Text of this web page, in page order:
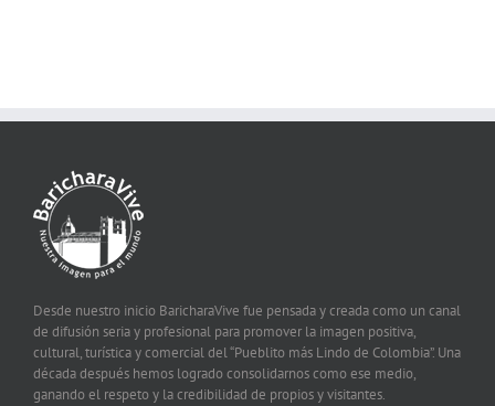
Desde nuestro inicio BaricharaVive fue pensada y creada como un canal
de difusión seria y profesional para promover la imagen positiva,
cultural, turística y comercial del “Pueblito más Lindo de Colombia”. Una
década después hemos logrado consolidarnos como ese medio,
ganando el respeto y la credibilidad de propios y visitantes.